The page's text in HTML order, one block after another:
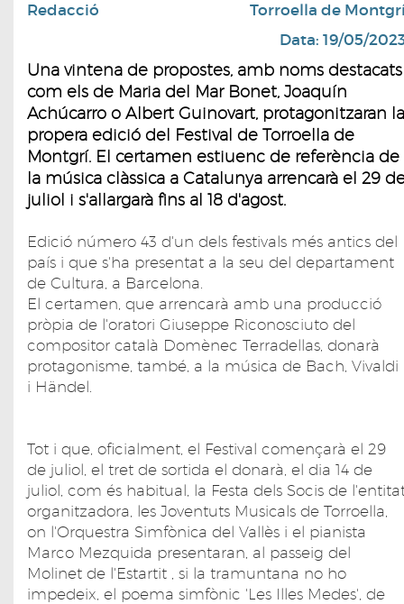
Redacció
Torroella de
Data: 19/05/
Una vintena de propostes, amb noms destacats
com els de Maria del Mar Bonet, Joaquín
Achúcarro o Albert Guinovart, protagonitzaran la
propera edició del Festival de Torroella de
Montgrí. El certamen estiuenc de referència de
la música clàssica a Catalunya arrencarà el 29
juliol i s'allargarà fins al 18 d'agost.
Edició número 43 d'un dels festivals més antics del
país i que s'ha presentat a la seu del departament
de Cultura, a Barcelona.
El certamen, que arrencarà amb una producció
pròpia de l'oratori Giuseppe Riconosciuto del
compositor català Domènec Terradellas, donarà
protagonisme, també, a la música de Bach, Vivaldi
i Händel.
Tot i que, oficialment, el Festival començarà el 29
de juliol, el tret de sortida el donarà, el dia 14 de
juliol, com és habitual, la Festa dels Socis de
organitzadora, les Joventuts Musicals de Torroella,
on l'Orquestra Simfònica del Vallès i el pianista
Marco Mezquida presentaran, al passeig del
Molinet de l'Estartit , si la tramuntana no ho
impedeix, el poema simfònic 'Les Illes Medes', de